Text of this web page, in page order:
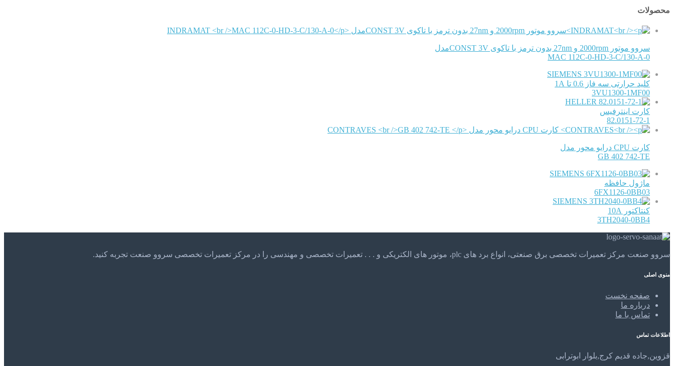
محصولات
INDRAMAT
سروو موتور 2000rpm و 27nm بدون ترمز با تاکوی CONST 3Vمدل
MAC 112C-0-HD-3-C/130-A-0
SIEMENS
کلید حرارتی سه فاز 0.6 تا 1A
3VU1300-1MF00
HELLER
کارت اینترفیس
82.0151-72-1
CONTRAVES
کارت CPU درایو محور مدل
GB 402 742-TE
SIEMENS
ماژول حافظه
6FX1126-0BB03
SIEMENS
کنتاکتور 10A
3TH2040-0BB4
سروو صنعت مرکز تعمیرات تخصصی برق صنعتی، انواع برد های plc، موتور های الکتریکی و . . . تعمیرات تخصصی و مهندسی را در مرکز تعمیرات تخصصی سروو صنعت تجربه کنید.
منوی اصلی
صفحه نخست
درباره ما
تماس با ما
اطلاعات تماس
قزوین,جاده قدیم کرج,بلوار ابوترابی